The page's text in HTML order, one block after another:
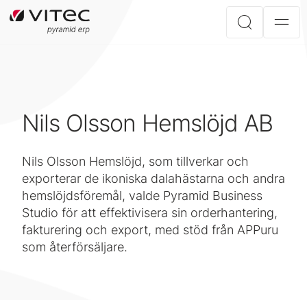
Nils Olsson Hemslöjd AB
Nils Olsson Hemslöjd, som tillverkar och
exporterar de ikoniska dalahästarna och andra
hemslöjdsföremål, valde Pyramid Business
Studio för att effektivisera sin orderhantering,
fakturering och export, med stöd från APPuru
som återförsäljare.